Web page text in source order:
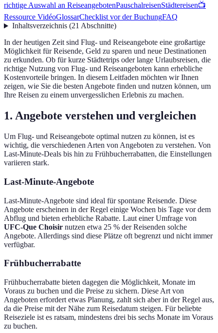
richtige Auswahl an ReiseangebotenPauschalreisenStädtereisen📺
Ressource VidéoGlossarChecklist vor der BuchungFAQ
Inhaltsverzeichnis(21 Abschnitte)
In der heutigen Zeit sind Flug- und Reiseangebote eine großartige
Möglichkeit für Reisende, Geld zu sparen und neue Destinationen
zu erkunden. Ob für kurze Städtetrips oder lange Urlaubsreisen, die
richtige Nutzung von Flug- und Reiseangeboten kann erhebliche
Kostenvorteile bringen. In diesem Leitfaden möchten wir Ihnen
zeigen, wie Sie die besten Angebote finden und nutzen können, um
Ihre Reisen zu einem unvergesslichen Erlebnis zu machen.
1. Angebote verstehen und vergleichen
Um Flug- und Reiseangebote optimal nutzen zu können, ist es
wichtig, die verschiedenen Arten von Angeboten zu verstehen. Von
Last-Minute-Deals bis hin zu Frühbucherrabatten, die Einstellungen
variieren stark.
Last-Minute-Angebote
Last-Minute-Angebote sind ideal für spontane Reisende. Diese
Angebote erscheinen in der Regel einige Wochen bis Tage vor dem
Abflug und bieten erhebliche Rabatte. Laut einer Umfrage von
UFC-Que Choisir nutzen etwa 25 % der Reisenden solche
Angebote. Allerdings sind diese Plätze oft begrenzt und nicht immer
verfügbar.
Frühbucherrabatte
Frühbucherrabatte bieten dagegen die Möglichkeit, Monate im
Voraus zu buchen und die Preise zu sichern. Diese Art von
Angeboten erfordert etwas Planung, zahlt sich aber in der Regel aus,
da die Preise mit der Nähe zum Reisedatum steigen. Für beliebte
Reiseziele ist es ratsam, mindestens drei bis sechs Monate im Voraus
zu buchen.